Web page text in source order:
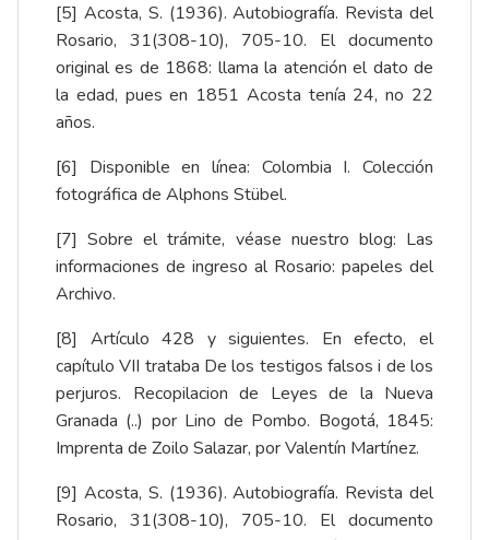
[5] Acosta, S. (1936). Autobiografía. Revista del
Rosario, 31(308-10), 705-10. El documento
original es de 1868: llama la atención el dato de
la edad, pues en 1851 Acosta tenía 24, no 22
años.
[6] Disponible en línea: Colombia I. Colección
fotográfica de Alphons Stübel.
[7] Sobre el trámite, véase nuestro blog: Las
informaciones de ingreso al Rosario: papeles del
Archivo.
[8] Artículo 428 y siguientes. En efecto, el
capítulo VII trataba De los testigos falsos i de los
perjuros. Recopilacion de Leyes de la Nueva
Granada (..) por Lino de Pombo. Bogotá, 1845:
Imprenta de Zoilo Salazar, por Valentín Martínez.
[9] Acosta, S. (1936). Autobiografía. Revista del
Rosario, 31(308-10), 705-10. El documento